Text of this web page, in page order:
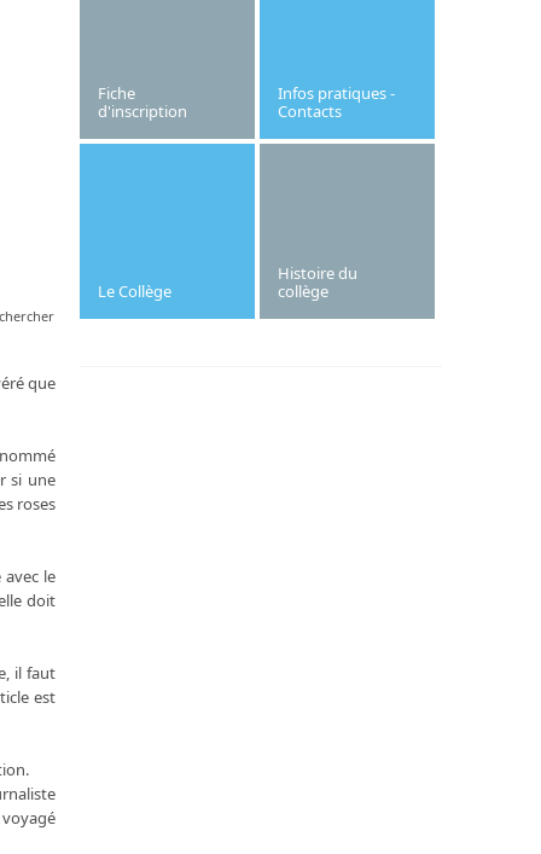
que
si une
roses
avec le
doit
il faut
est
Fiche
d'inscription
Infos pratiques -
Contacts
Le Collège
Histoire du
collège